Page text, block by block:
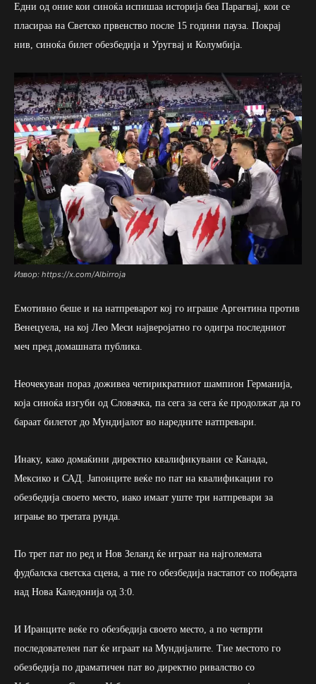
Едни од оние кои синоќа испишаа историја беа Парагвај, кои се
пласираа на Светско првенство после 15 години пауза. Покрај
нив, синоќа билет обезбедија и Уругвај и Колумбија.
Извор: https://x.com/Albirroja
Емотивно беше и на натпреварот кој го играше Аргентина против
Венецуела, на кој Лео Меси најверојатно го одигра последниот
меч пред домашната публика.
Неочекуван пораз доживеа четирикратниот шампион Германија,
која синоќа изгуби од Словачка, па сега за сега ќе продолжат да го
бараат билетот до Мундијалот во наредните натпревари.
Инаку, како домаќини директно квалификувани се Канада,
Мексико и САД. Јапонците веќе по пат на квалификации го
обезбедија своето место, иако имаат уште три натпревари за
играње во третата рунда.
По трет пат по ред и Нов Зеланд ќе играат на најголемата
фудбалска светска сцена, а тие го обезбедија настапот со победата
над Нова Каледонија од 3:0.
И Иранците веќе го обезбедија своето место, а по четврти
последователен пат ќе играат на Мундијалите. Тие местото го
обезбедија по драматичен пат во директно ривалство со